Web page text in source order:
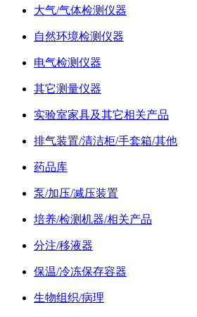
大气/气体检测仪器
自然环境检测仪器
电气检测仪器
其它测量仪器
实验室家具及其它相关产品
排气装置/清洁柜/手套箱/其他
药品库
泵/加压/减压装置
培养/检测机器/相关产品
分注/移液器
保温/冷冻保存容器
生物组织/病理